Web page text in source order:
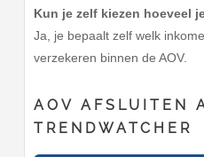
Kun je zelf kiezen hoeveel
Ja, je bepaalt zelf welk
verzekeren binnen de AOV.
AOV AFSLUITEN
TRENDWATCHER